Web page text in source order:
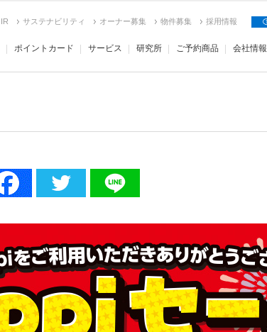
IR サステナビリティ オーナー募集 物件募集 採用情報
ポイントカード サービス 研究所 ご予約商品 会社情報